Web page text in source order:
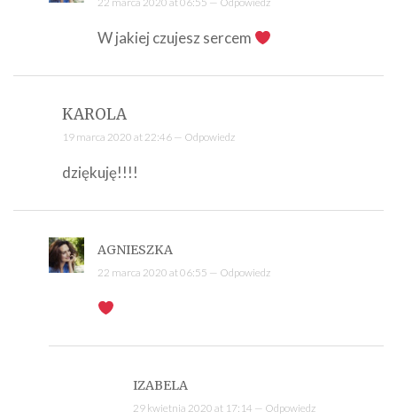
W jakiej czujesz sercem
KAROLA
19 marca 2020 at 22:46 — Odpowiedz
dziękuję!!!!
AGNIESZKA
22 marca 2020 at 06:55 — Odpowiedz
IZABELA
29 kwietnia 2020 at 17:14 — Odpowiedz